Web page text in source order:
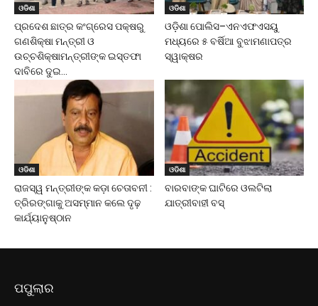
ଓଡିଶା
ପ୍ରଦେଶ ଛାତ୍ର କଂଗ୍ରେସ ପକ୍ଷରୁ
ଗଣଶିକ୍ଷା ମନ୍ତ୍ରୀ ଓ
ଉଚ୍ଚଶିକ୍ଷାମନ୍ତ୍ରୀଙ୍କ ଇସ୍ତଫା
ଦାବିରେ ଦୁଇ...
ଓଡିଶା
ଓଡ଼ିଶା ପୋଲିସ–ଏନଏଫଏସୟୁ
ମଧ୍ୟରେ ୫ ବର୍ଷିଆ ବୁଝାମଣାପତ୍ର
ସ୍ୱାକ୍ଷର
ଓଡିଶା
ରାଜସ୍ୱ ମନ୍ତ୍ରୀଙ୍କ କଡ଼ା ଚେତାବନୀ :
ତ୍ରିରଙ୍ଗାକୁ ଅସମ୍ମାନ କଲେ ଦୃଢ଼
କାର୍ଯ୍ୟାନୁଷ୍ଠାନ
ଓଡିଶା
ବାରବାଙ୍କ ଘାଟିରେ ଓଲଟିଲା
ଯାତ୍ରୀବାହୀ ବସ୍
ପପୁଲାର